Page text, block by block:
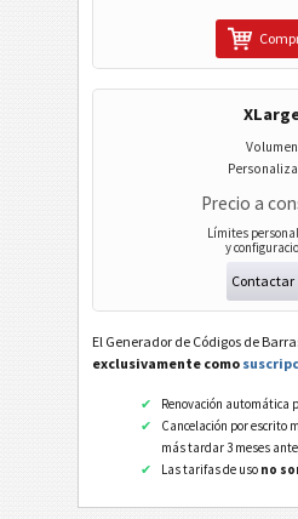
Volumen
Precio a
Límites
y
Contactar
El Generador de Códigos de
exclusivamente como
Renovación automática
Cancelación por escrito
más tardar 3 meses
Las tarifas de uso no